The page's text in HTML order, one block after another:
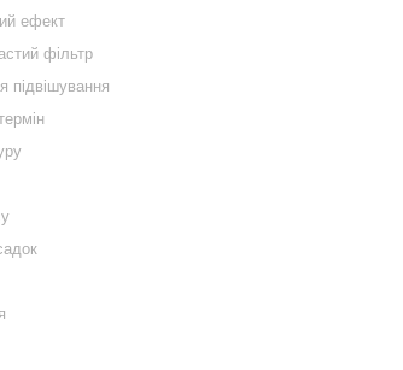
ефект
фільтр
підвішування